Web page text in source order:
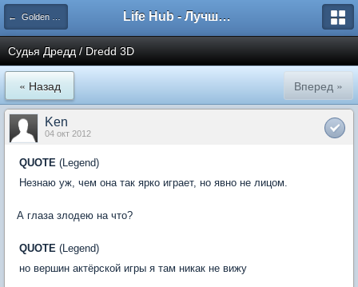
← Golden Globes представляет Life Hub - Лучшие компьютерные игры мира
Судья Дредд / Dredd 3D
« Назад Вперед »
Ken
04 окт 2012
QUOTE (Legend)
Незнаю уж, чем она так ярко играет, но явно не лицом.
А глаза злодею на что?
QUOTE (Legend)
но вершин актёрской игры я там никак не вижу